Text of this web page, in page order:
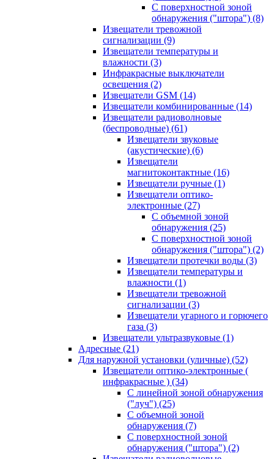
С поверхностной зоной
обнаружения ("штора") (8)
Извещатели тревожной
сигнализации (9)
Извещатели температуры и
влажности (3)
Инфракрасные выключатели
освещения (2)
Извещатели GSM (14)
Извещатели комбинированные (14)
Извещатели радиоволновые
(беспроводные) (61)
Извещатели звуковые
(акустические) (6)
Извещатели
магнитоконтактные (16)
Извещатели ручные (1)
Извещатели оптико-
электронные (27)
С объемной зоной
обнаружения (25)
С поверхностной зоной
обнаружения ("штора") (2)
Извещатели протечки воды (3)
Извещатели температуры и
влажности (1)
Извещатели тревожной
сигнализации (3)
Извещатели угарного и горючего
газа (3)
Извещатели ультразвуковые (1)
Адресные (21)
Для наружной установки (уличные) (52)
Извещатели оптико-электронные (
инфракрасные ) (34)
С линейной зоной обнаружения
("луч") (25)
С объемной зоной
обнаружения (7)
С поверхностной зоной
обнаружения ("штора") (2)